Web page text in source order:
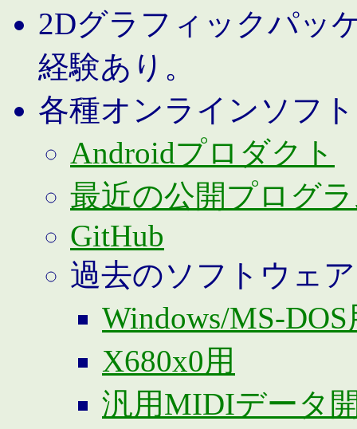
2Dグラフィックパッ
経験あり。
各種オンラインソフ
Androidプロダクト
最近の公開プログ
GitHub
過去のソフトウェア
Windows/MS-DOS
X680x0用
汎用MIDIデータ